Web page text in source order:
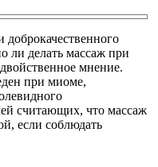
ли делать массаж при
мнение.
при миоме,
считающих, что массаж
если соблюдать